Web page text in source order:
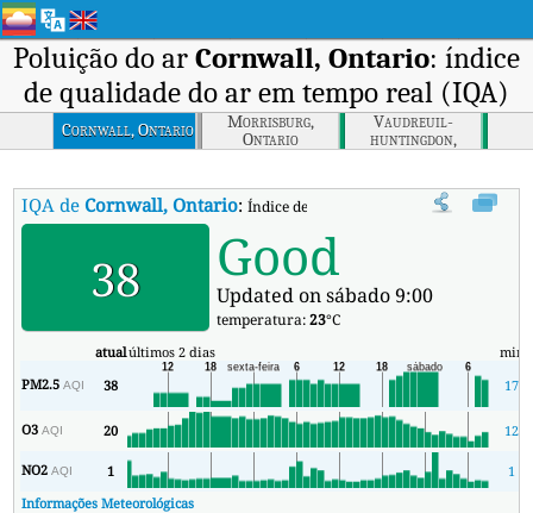
Poluição do ar Cornwall, Ontario: índice
de qualidade do ar em tempo real (IQA)
Cornwall, Ontario
Morrisburg,
Ontario
Vaudreuil-
huntingdon,
Quebec
IQA deCornwall, Ontario:Índice de Qualidade do Ar (IQA) em
38 Good
Updated on sábado 9:00
temperatura:23°C
atualúltimos 2 dias min
PM2.5AQI 38 17
O3AQI 20 12
NO2AQI 1
1
Informações Meteorológicas